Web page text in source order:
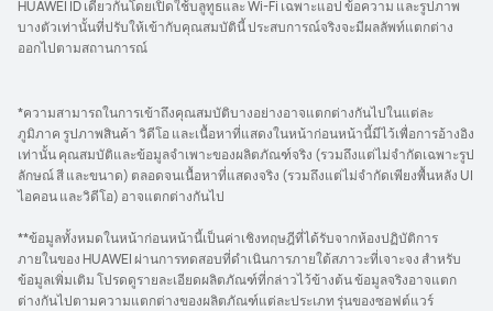
HUAWEI ID เดียวกันโดยเปิดใช้บลูทูธและ Wi-Fi เฉพาะแอป ข้อความ และรูปภาพ
บางตัวเท่านั้นที่ปรับให้เข้ากับคุณสมบัตินี้ ประสบการณ์จริงจะมีผลลัพท์แตกต่าง
ออกไปตามสถานการณ์
*ความสามารถในการเข้าถึงคุณสมบัติบางอย่างอาจแตกต่างกันไปในแต่ละ
ภูมิภาค รูปภาพสินค้า วิดีโอ และเนื้อหาที่แสดงในหน้าก่อนหน้านี้มีไว้เพื่อการอ้างอิง
เท่านั้น คุณสมบัติและข้อมูลจำเพาะของผลิตภัณฑ์จริง (รวมถึงแต่ไม่จำกัดเฉพาะรูป
ลักษณ์ สี และขนาด) ตลอดจนเนื้อหาที่แสดงจริง (รวมถึงแต่ไม่จำกัดเพียงพื้นหลัง UI
ไอคอน และวิดีโอ) อาจแตกต่างกันไป
**ข้อมูลทั้งหมดในหน้าก่อนหน้านี้เป็นค่าเชิงทฤษฎีที่ได้รับจากห้องปฏิบัติการ
ภายในของ HUAWEI ผ่านการทดสอบที่ดำเนินการภายใต้สภาวะที่เจาะจง สำหรับ
ข้อมูลเพิ่มเติม โปรดดูรายละเอียดผลิตภัณฑ์ที่กล่าวไว้ข้างต้น ข้อมูลจริงอาจแตก
ต่างกันไปตามความแตกต่างของผลิตภัณฑ์แต่ละประเภท รุ่นของซอฟต์แวร์